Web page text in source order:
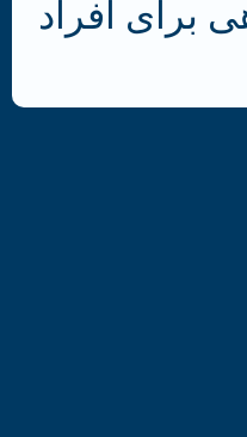
برای افراد